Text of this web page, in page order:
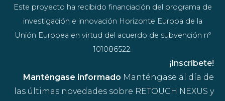
Manténgase informado Manténgase al día de
las últimas novedades sobre RETOUCH NEXUS y
¡Inscríbete!
Este proyecto ha recibido financiación del programa de
investigación e innovación Horizonte Europa de la
Unión Europea en virtud del acuerdo de subvención nº
101086522.